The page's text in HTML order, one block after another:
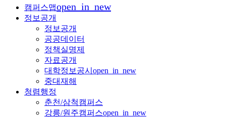
캠퍼스맵open_in_new
정보공개
정보공개
공공데이터
정책실명제
자료공개
대학정보공시 open_in_new
중대재해
청렴행정
춘천/삼척캠퍼스
강릉/원주캠퍼스open_in_new